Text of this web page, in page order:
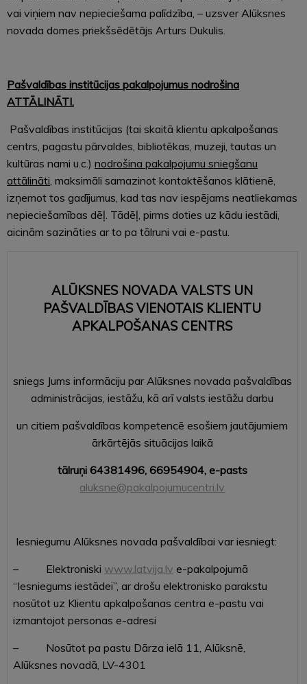
vai viņiem nav nepieciešama palīdzība, – uzsver Alūksnes
novada domes priekšsēdētājs Arturs Dukulis.
Pašvaldības institūcijas pakalpojumus nodrošina
ATTĀLINĀTI.
Pašvaldības institūcijas (tai skaitā klientu apkalpošanas
centrs, pagastu pārvaldes, bibliotēkas, muzeji, tautas un
kultūras nami u.c.) nodrošina pakalpojumu sniegšanu
attālināti , maksimāli samazinot kontaktēšanos klātienē,
izņemot tos gadījumus, kad tas nav iespējams neatliekamas
nepieciešamības dēļ. Tādēļ, pirms doties uz kādu iestādi,
aicinām sazināties ar to pa tālruni vai e-pastu.
ALŪKSNES NOVADA VALSTS UN
PAŠVALDĪBAS VIENOTAIS KLIENTU
APKALPOŠANAS CENTRS
sniegs Jums informāciju par Alūksnes novada pašvaldības
administrācijas, iestāžu, kā arī valsts iestāžu darbu
un citiem pašvaldības kompetencē esošiem jautājumiem
ārkārtējās situācijas laikā
tālruņi 64381496, 66954904, e-pasts
aluksne@pakalpojumucentri.lv
Iesniegumu Alūksnes novada pašvaldībai var iesniegt:
– Elektroniski www.latvija.lv e-pakalpojumā
“Iesniegums iestādei”, ar drošu elektronisko parakstu
nosūtot uz Klientu apkalpošanas centra e-pastu vai
izmantojot personas e-adresi
– Nosūtot pa pastu Dārza ielā 11, Alūksnē,
Alūksnes novadā, LV-4301